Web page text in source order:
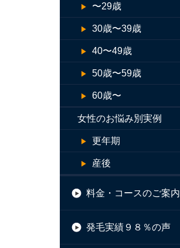
〜29歳
30歳〜39歳
40〜49歳
50歳〜59歳
60歳〜
女性のお悩み別実例
更年期
産後
料金・コースのご案内
発毛実績９８％の声